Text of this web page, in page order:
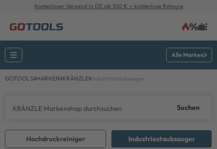
Kostenloser Versand in DE ab 100 € + kostenlose Retoure
Alle Marken
GOTOOLS MARKEN KRÄNZLE Industriestaubsauger
Suchen
Hochdruckreiniger Industriestaubsauger